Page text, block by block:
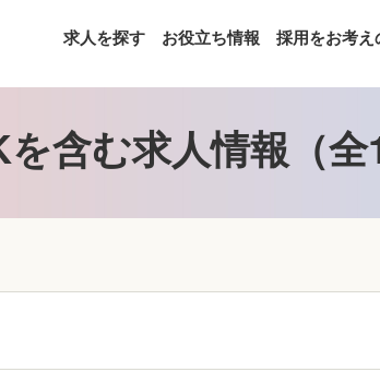
求人を探す お役立ち情報 採用をお考
含む求人情報（全